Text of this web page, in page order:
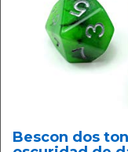
Bescon dos